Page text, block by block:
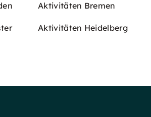
Aktivitäten Bremen
Aktivitäten Heidelberg